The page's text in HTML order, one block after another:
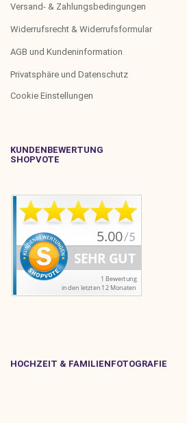
Versand- & Zahlungsbedingungen
Widerrufsrecht & Widerrufsformular
AGB und Kundeninformation
Privatsphäre und Datenschutz
Cookie Einstellungen
KUNDENBEWERTUNG
SHOPVOTE
HOCHZEIT & FAMILIENFOTOGRAFIE